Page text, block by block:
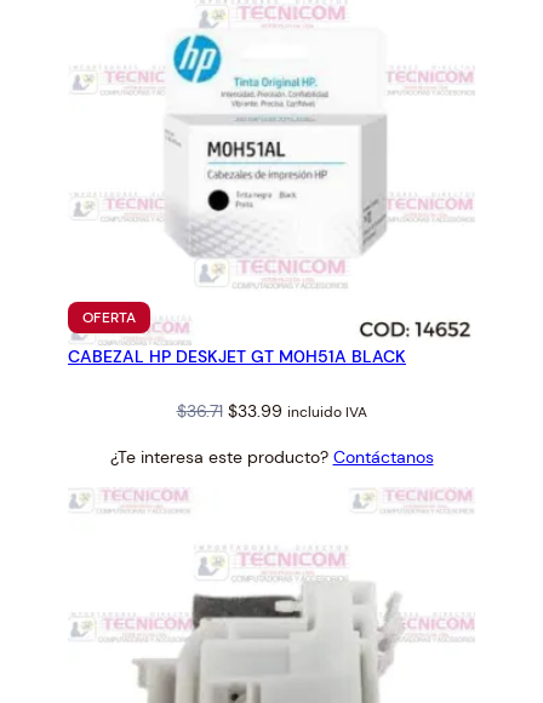
OFERTAPRODUCTO
EN
OFERTA
CABEZAL HP DESKJET GT M0H51A BLACK
$36.71 Original
was:
$33.99Current
is:
incluido IVA
¿Te interesa este producto? Contáctanos